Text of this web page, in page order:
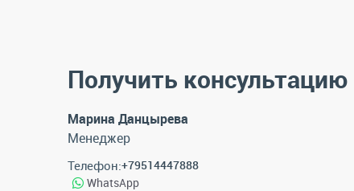
Получить консультацию
Марина Данцырева
Менеджер
Телефон:+79514447888
WhatsApp